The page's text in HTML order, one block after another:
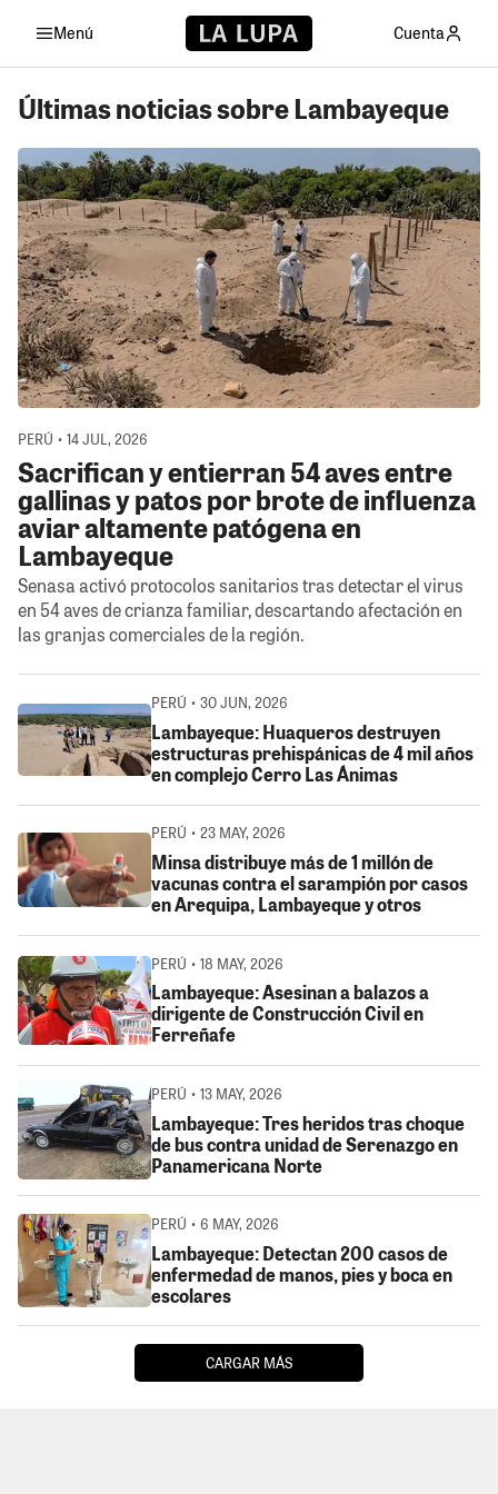
Menú Cuenta
Últimas noticias sobre Lambayeque
PERÚ • 14 JUL, 2026
Sacrifican y entierran 54 aves entre
gallinas y patos por brote de influenza
aviar altamente patógena en
Lambayeque
Senasa activó protocolos sanitarios tras detectar el virus
en 54 aves de crianza familiar, descartando afectación en
las granjas comerciales de la región.
PERÚ • 30 JUN, 2026
Lambayeque: Huaqueros destruyen
estructuras prehispánicas de 4 mil años
en complejo Cerro Las Ánimas
PERÚ • 23 MAY, 2026
Minsa distribuye más de 1 millón de
vacunas contra el sarampión por casos
en Arequipa, Lambayeque y otros
PERÚ • 18 MAY, 2026
Lambayeque: Asesinan a balazos a
dirigente de Construcción Civil en
Ferreñafe
PERÚ • 13 MAY, 2026
Lambayeque: Tres heridos tras choque
de bus contra unidad de Serenazgo en
Panamericana Norte
PERÚ • 6 MAY, 2026
Lambayeque: Detectan 200 casos de
enfermedad de manos, pies y boca en
escolares
CARGAR MÁS